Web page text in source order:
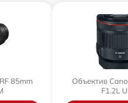
85mm
Объектив
F1.2L